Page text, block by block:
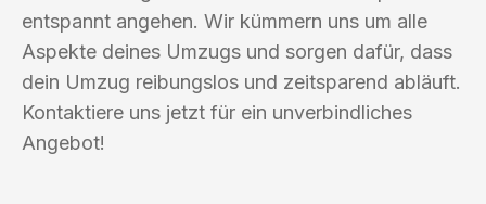
entspannt angehen. Wir kümmern uns um alle
Aspekte deines Umzugs und sorgen dafür, dass
dein Umzug reibungslos und zeitsparend abläuft.
Kontaktiere uns jetzt für ein unverbindliches
Angebot!